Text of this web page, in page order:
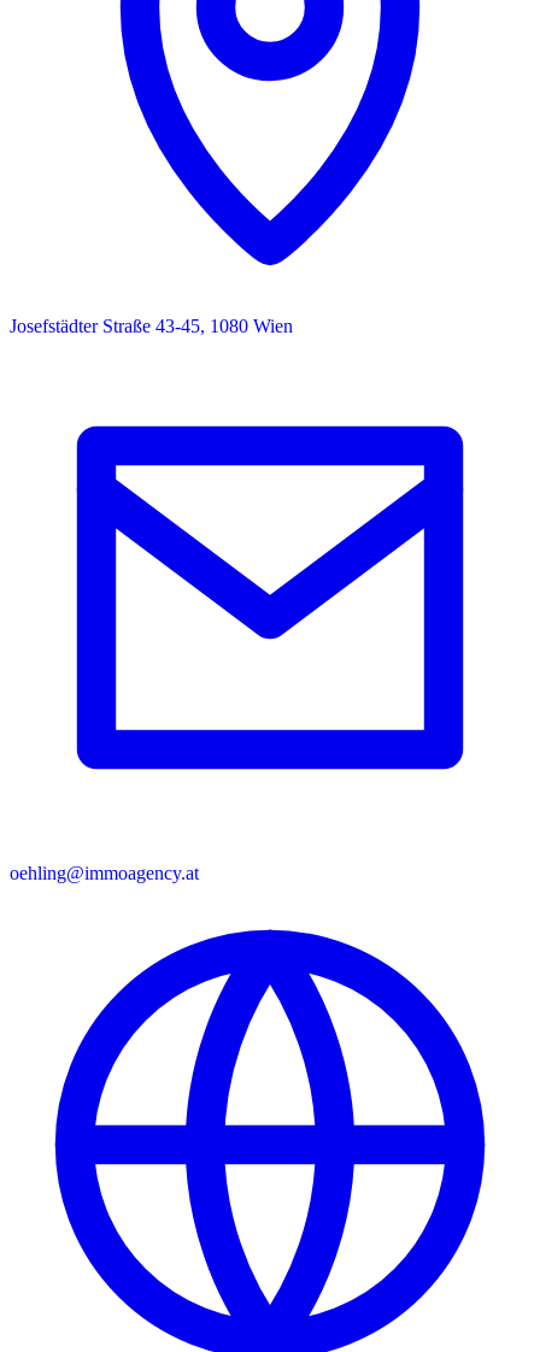
Josefstädter Straße 43-45, 1080 Wien
oehling@immoagency.at